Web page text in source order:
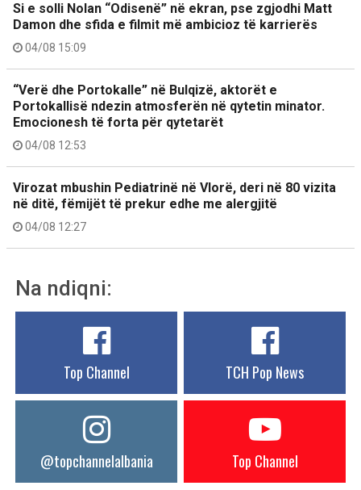
Si e solli Nolan “Odisenë” në ekran, pse zgjodhi Matt
Damon dhe sfida e filmit më ambicioz të karrierës
04/08 15:09
“Verë dhe Portokalle” në Bulqizë, aktorët e
Portokallisë ndezin atmosferën në qytetin minator.
Emocionesh të forta për qytetarët
04/08 12:53
Virozat mbushin Pediatrinë në Vlorë, deri në 80 vizita
në ditë, fëmijët të prekur edhe me alergjitë
04/08 12:27
Na ndiqni:
Top Channel TCH Pop News
@topchannelalbania Top Channel